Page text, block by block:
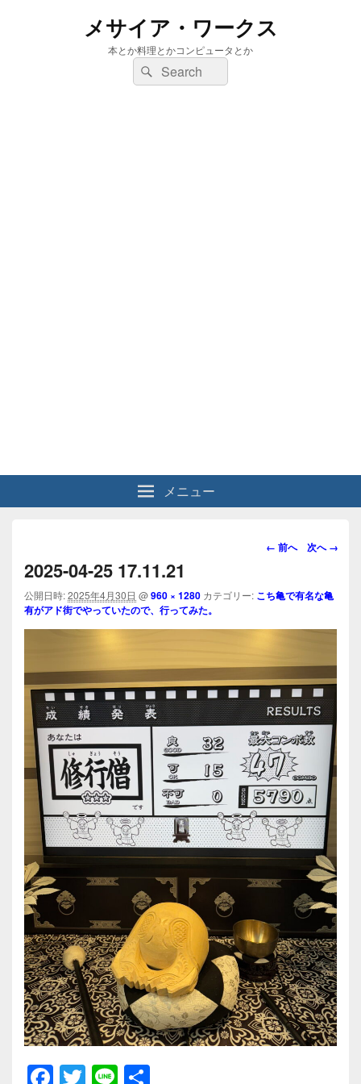
メサイア・ワークス
本とか料理とかコンピュータとか
検
索:
検
索
メニュー
画
ビ
ー
ョ
ン
← 前へ 次へ →
2025-04-25 17.11.21
公開日時:2025年4月30日 @960 × 1280 カテゴリー: こち亀で有名な亀
有がアド街でやっていたので、行ってみた。